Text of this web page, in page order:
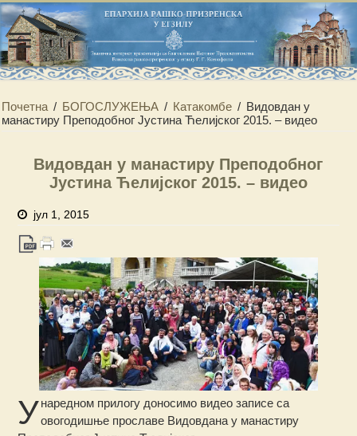
Почетна / БОГОСЛУЖЕЊА / Катакомбе / Видовдан у
манастиру Преподобног Јустина Ћелијског 2015. – видео
Видовдан у манастиру Преподобног
Јустина Ћелијског 2015. – видео
јул 1, 2015
Унаредном прилогу доносимо видео записе са
овогодишње прославе Видовдана у манастиру